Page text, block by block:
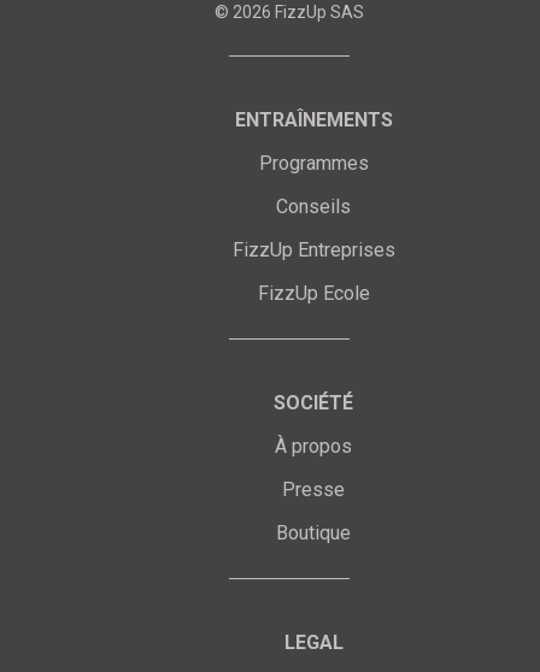
© 2026 FizzUp SAS
ENTRAÎNEMENTS
Programmes
Conseils
FizzUp Entreprises
FizzUp Ecole
SOCIÉTÉ
À propos
Presse
Boutique
LEGAL